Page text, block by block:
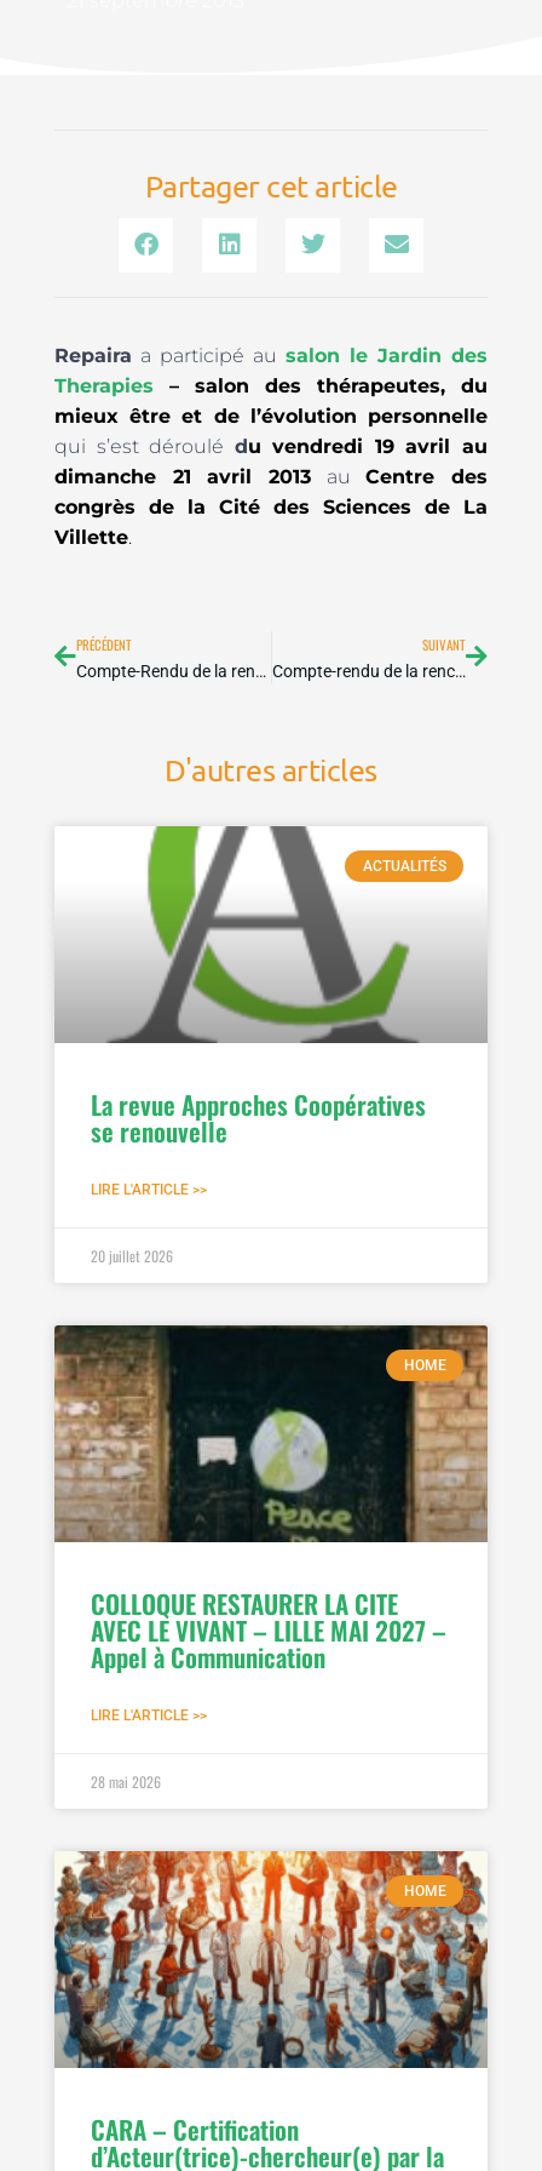
Partager cet article
Repaira a participé au salon le Jardin des
Therapies – salon des thérapeutes, du
mieux être et de l’évolution personnelle
qui s’est déroulé du vendredi 19 avril au
dimanche 21 avril 2013 auCentre des
congrès de la Cité des Sciences de La
Villette.
PRÉCÉDENT
Compte-Rendu de la rencontre repaira du 1ier Juin 2013
SUIVANT
Compte-rendu de la rencontre REPAIRA du samedi 28 Septembre 2013
D'autres articles
ACTUALITÉS
La revue Approches Coopératives
se renouvelle
LIRE L'ARTICLE >>
20 juillet 2026
HOME
COLLOQUE RESTAURER LA CITE
AVEC LE VIVANT – LILLE MAI 2027 –
Appel à Communication
LIRE L'ARTICLE >>
28 mai 2026
HOME
CARA – Certification
d’Acteur(trice)-chercheur(e) par la